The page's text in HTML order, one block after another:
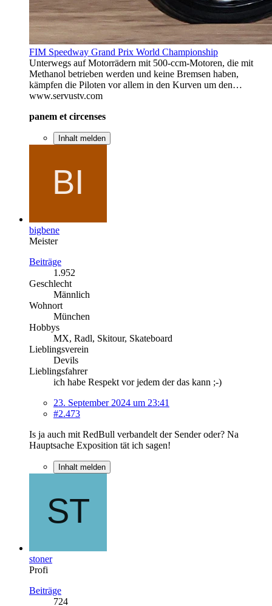
FIM Speedway Grand Prix World Championship
Unterwegs auf Motorrädern mit 500-ccm-Motoren, die mit
Methanol betrieben werden und keine Bremsen haben,
kämpfen die Piloten vor allem in den Kurven um den…
www.servustv.com
panem et circenses
Inhalt melden
bigbene
Meister
Beiträge
1.952
Geschlecht
Männlich
Wohnort
München
Hobbys
MX, Radl, Skitour, Skateboard
Lieblingsverein
Devils
Lieblingsfahrer
ich habe Respekt vor jedem der das kann ;-)
23. September 2024 um 23:41
#2.473
Is ja auch mit RedBull verbandelt der Sender oder? Na
Hauptsache Exposition tät ich sagen!
Inhalt melden
stoner
Profi
Beiträge
724